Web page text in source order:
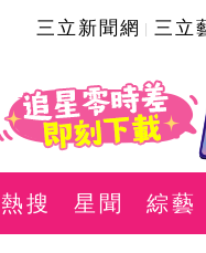
三立新聞網 三立
熱搜 星聞 綜藝